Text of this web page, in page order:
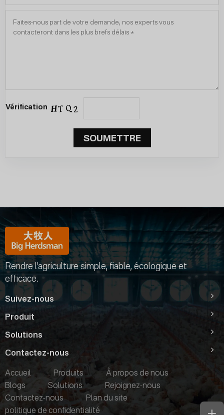
Vérification
SOUMETTRE
Rendre l’agriculture simple, fiable, écologique et
efficace.
Suivez-nous
Produit
Solutions
Contactez-nous
Accueil
Produits
À propos de nous
Blogs
Solutions
Rejoignez-nous
Contactez-nous
Plan du site
politique de confidentialité